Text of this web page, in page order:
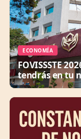
ECONOMÍA
FOVISSSTE
tendrás en tu